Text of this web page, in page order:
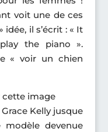
voit une de ces
il s’écrit : « It
the piano ».
« voir un chien
Kelly jusque
modèle devenue